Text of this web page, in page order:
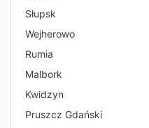
Słupsk
Wejherowo
Rumia
Malbork
Kwidzyn
Pruszcz Gdański